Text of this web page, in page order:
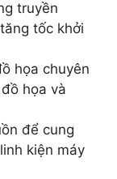
truyền
tốc khởi
họa chuyên
họa và
để cung
kiện máy